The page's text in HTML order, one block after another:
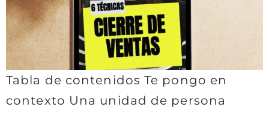
Tabla de contenidos Te pongo en
contexto Una unidad de persona